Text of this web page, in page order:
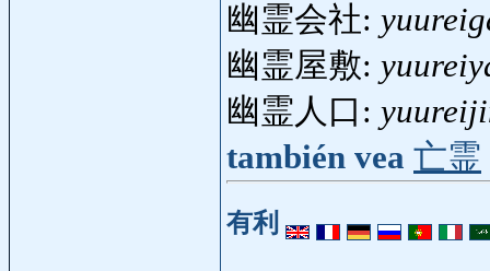
幽霊会社:
幽霊屋敷:
幽霊人口:
también vea 亡霊
有利